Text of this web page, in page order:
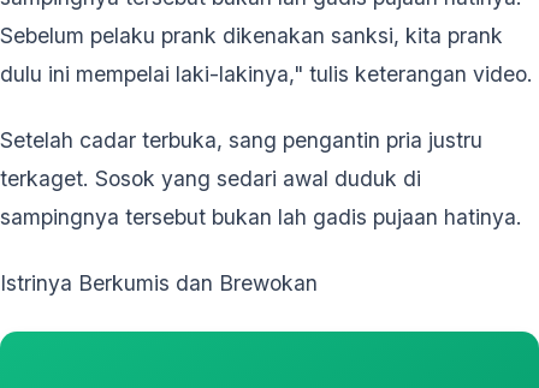
Sebelum pelaku prank dikenakan sanksi, kita prank
dulu ini mempelai laki-lakinya," tulis keterangan video.
Setelah cadar terbuka, sang pengantin pria justru
terkaget. Sosok yang sedari awal duduk di
sampingnya tersebut bukan lah gadis pujaan hatinya.
Istrinya Berkumis dan Brewokan